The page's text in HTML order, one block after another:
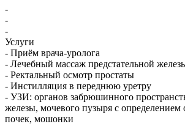
-
-
-
Услуги
- Приём врача-уролога
- Лечебный массаж предстательной
- Ректальный осмотр простаты
- Инстилляция в переднюю уретру
- УЗИ: органов забрюшинного
железы, мочевого пузыря с определением
почек, мошонки